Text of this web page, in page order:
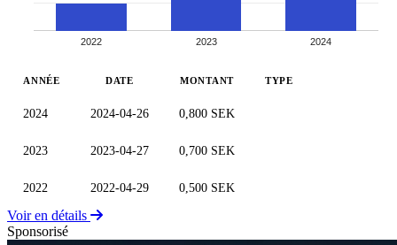
2022 2023 2024
ANNÉE DATE MONTANT TYPE
2024 2024-04-26 0,800 SEK
2023 2023-04-27 0,700 SEK
2022 2022-04-29 0,500 SEK
Voir en détails
Sponsorisé